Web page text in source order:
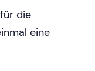
die
eine